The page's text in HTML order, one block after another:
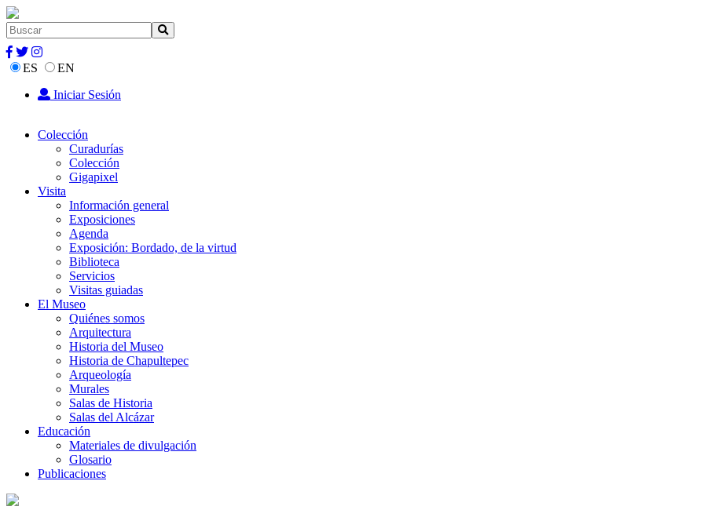
ES
EN
Iniciar Sesión
Colección
Curadurías
Colección
Gigapixel
Visita
Información general
Exposiciones
Agenda
Exposición: Bordado, de la virtud
Biblioteca
Servicios
Visitas guiadas
El Museo
Quiénes somos
Arquitectura
Historia del Museo
Historia de Chapultepec
Arqueología
Murales
Salas de Historia
Salas del Alcázar
Educación
Materiales de divulgación
Glosario
Publicaciones